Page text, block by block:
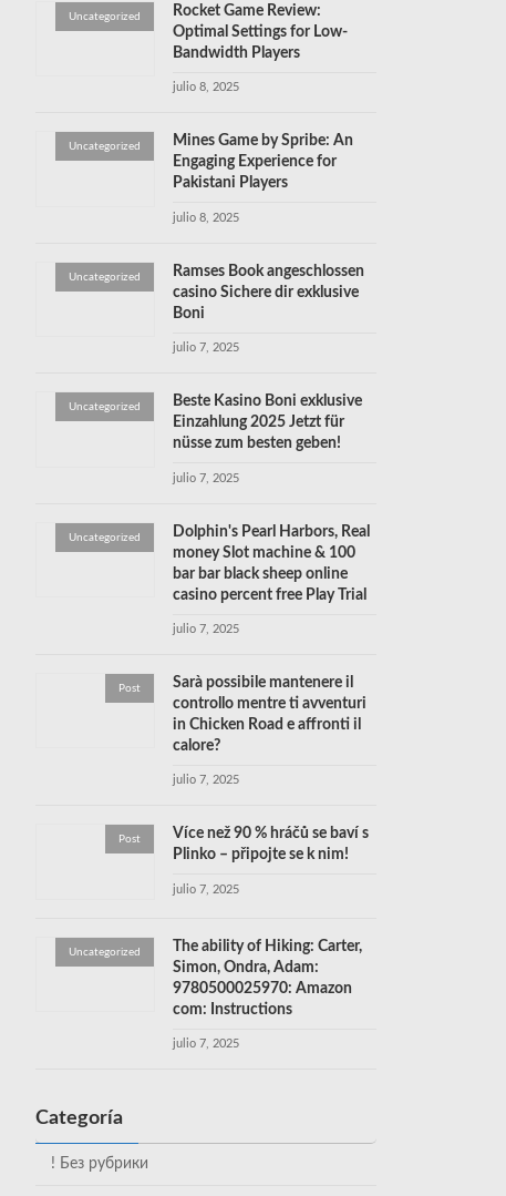
Uncategorized
Rocket Game Review:
Optimal Settings for Low-
Bandwidth Players
julio 8, 2025
Uncategorized
Mines Game by Spribe: An
Engaging Experience for
Pakistani Players
julio 8, 2025
Uncategorized
Ramses Book angeschlossen
casino Sichere dir exklusive
Boni
julio 7, 2025
Uncategorized
Beste Kasino Boni exklusive
Einzahlung 2025 Jetzt für
nüsse zum besten geben!
julio 7, 2025
Uncategorized
Dolphin's Pearl Harbors, Real
money Slot machine & 100
bar bar black sheep online
casino percent free Play Trial
julio 7, 2025
Post
Sarà possibile mantenere il
controllo mentre ti avventuri
in Chicken Road e affronti il
calore?
julio 7, 2025
Post
Více než 90 % hráčů se baví s
Plinko – připojte se k nim!
julio 7, 2025
Uncategorized
The ability of Hiking: Carter,
Simon, Ondra, Adam:
9780500025970: Amazon
com: Instructions
julio 7, 2025
Categoría
! Без рубрики